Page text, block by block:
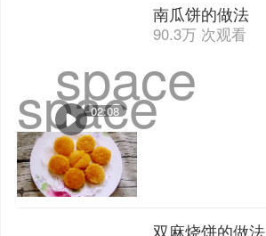
space
space
02:08
南瓜饼的做法
90.3万 次观看
双麻烧饼的做法